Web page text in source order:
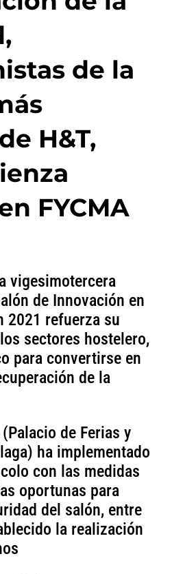
de la
H&T,
FYCMA
vigesimotercera
de Innovación en
2021 refuerza su
sectores hostelero,
para convertirse en
de la
de Ferias y
ha implementado
con las medidas
oportunas para
del salón, entre
la realización